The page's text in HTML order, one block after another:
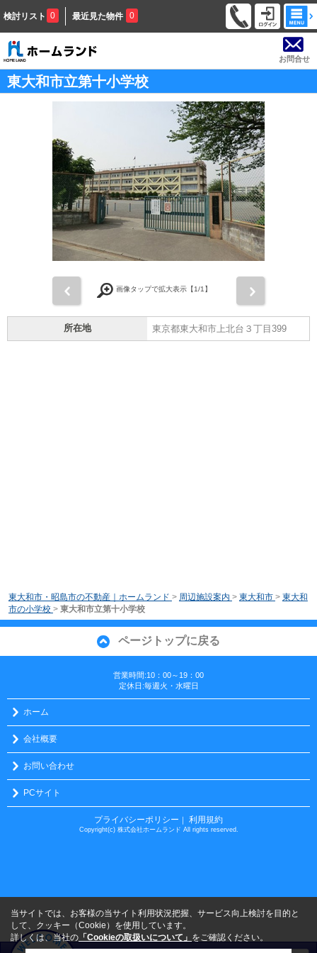
検討リスト 0 最近見た物件 0
お問合せ
東大和市立第十小学校
画像タップで拡大表示【1/1】
所在地 東京都東大和市上北台３丁目399
東大和市・昭島市の不動産｜ホームランド > 周辺施設案内 > 東大和市 > 東大和
市の小学校 > 東大和市立第十小学校
ページトップに戻る
営業時間:10：00～19：00
定休日:毎週火・水曜日
ホーム
会社概要
お問い合わせ
PCサイト
プライバシーポリシー ｜ 利用規約
Copyright(c) 株式会社ホームランド All rights reserved.
当サイトでは、お客様の当サイト利用状況把握、サービス向上検討を目的と
して、クッキー（Cookie）を使用しています。
詳しくは、当社の 「Cookieの取扱いについて」 をご確認ください。